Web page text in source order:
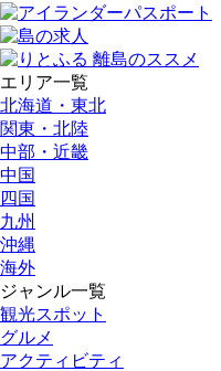
エリア一覧
北海道・東北
関東・北陸
中部・近畿
中国
四国
九州
沖縄
海外
ジャンル一覧
観光スポット
グルメ
アクティビティ